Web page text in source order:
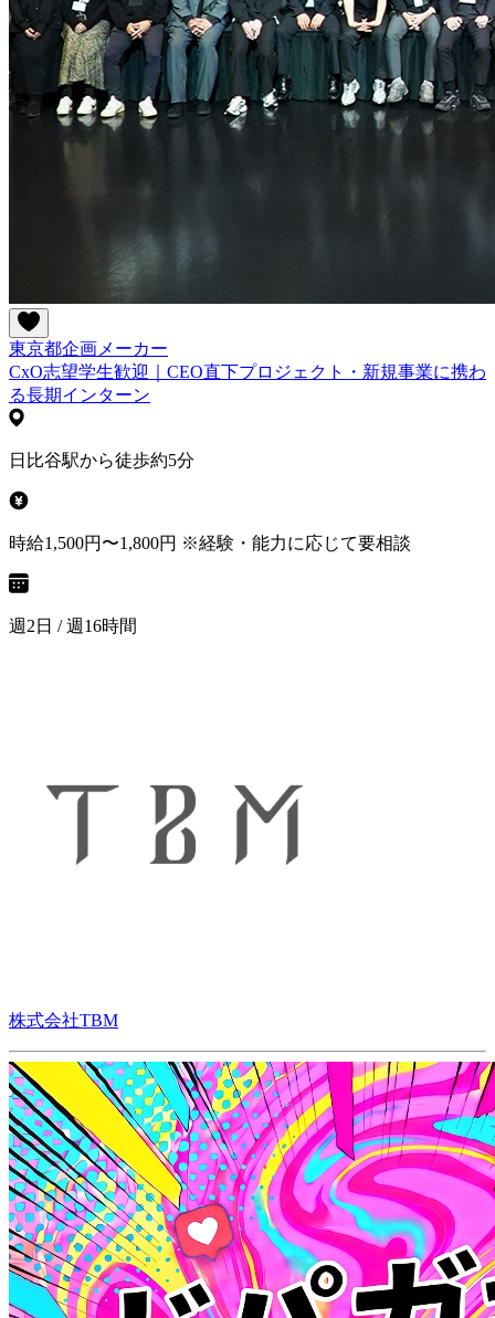
東京都企画 メーカー
CxO志望学生歓迎｜CEO直下プロジェクト・新規事業に携わ
る長期インターン
日比谷駅から徒歩約5分
時給1,500円〜1,800円 ※経験・能力に応じて要相談
週2日 / 週16時間
株式会社TBM